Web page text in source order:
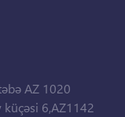
AZ 1020
6,AZ1142